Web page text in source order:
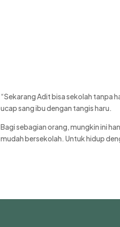
“Sekarang Adit bisa sekolah tanpa
ucap sang ibu dengan tangis haru.
Bagi sebagian orang, mungkin ini
mudah bersekolah. Untuk hidup